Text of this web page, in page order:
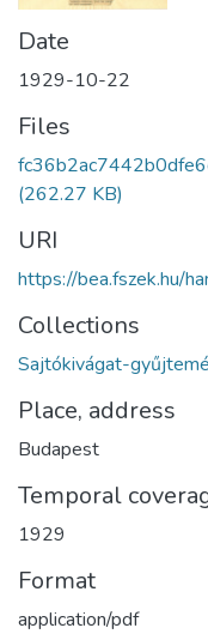
Date
1929-10-22
Files
(262.27 KB)
URI
https://bea.fszek.hu/
Collections
Sajtókivágat-
Place, address
Budapest
Temporal
1929
Format
application/pdf